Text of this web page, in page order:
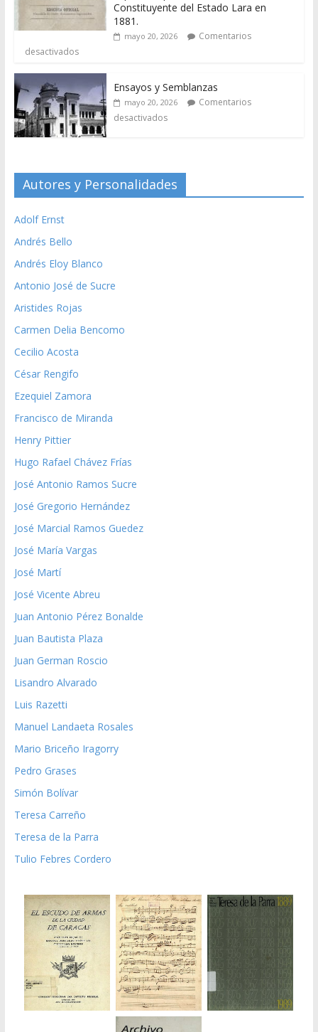
Constituyente del Estado Lara en
1881.
mayo 20, 2026
Comentarios
desactivados
Ensayos y Semblanzas
mayo 20, 2026
Comentarios
desactivados
Autores y Personalidades
Adolf Ernst
Andrés Bello
Andrés Eloy Blanco
Antonio José de Sucre
Aristides Rojas
Carmen Delia Bencomo
Cecilio Acosta
César Rengifo
Ezequiel Zamora
Francisco de Miranda
Henry Pittier
Hugo Rafael Chávez Frías
José Antonio Ramos Sucre
José Gregorio Hernández
José Marcial Ramos Guedez
José María Vargas
José Martí
José Vicente Abreu
Juan Antonio Pérez Bonalde
Juan Bautista Plaza
Juan German Roscio
Lisandro Alvarado
Luis Razetti
Manuel Landaeta Rosales
Mario Briceño Iragorry
Pedro Grases
Simón Bolívar
Teresa Carreño
Teresa de la Parra
Tulio Febres Cordero